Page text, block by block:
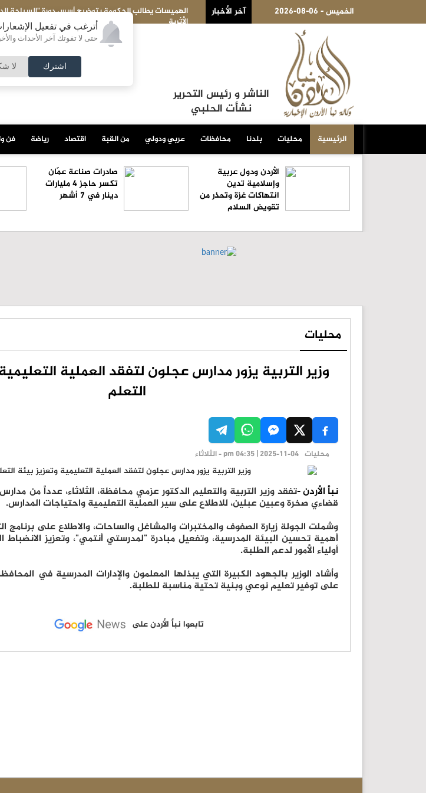
أترغب في تفعيل
حتى لا تفوتك آخر الأحداث
اشترك لا
2026-08-06 - الخميس آخر الأخبار
الهميسات يطالب الحكومة بتوضيح أسس دورة "السياحة الدينية" وحماية الرواية الوطنية للمواقع
الأثرية
الناشر و رئيس التحرير
نشأت الحلبي
الرئيسية محليات بلدنا محافظات عربي ودولي من القبة اقتصاد رياضة فن
الأردن ودول عربية
وإسلامية تدين
انتهاكات غزة وتحذر من
تقويض السلام
صادرات صناعة عمّان
تكسر حاجز 4 مليارات
دينار في 7 أشهر
محليات
وزير التربية يزور مدارس عجلون لتفقد العملية
التعلم
محليات pm 04:35 | 2025-11-04 - الثلاثاء
نبأ الأردن -تفقد وزير التربية والتعليم الدكتور عزمي محافظة، الثلاثاء، عدداً من
قضاءي صخرة وعبين عبلين، للاطلاع على سير العملية التعليمية واحتياجات المدارس.
وشملت الجولة زيارة الصفوف والمختبرات والمشاغل والساحات، والاطلاع على برنامج
أهمية تحسين البيئة المدرسية، وتفعيل مبادرة "لمدرستي أنتمي"، وتعزيز
أولياء الأمور لدعم الطلبة.
وأشاد الوزير بالجهود الكبيرة التي يبذلها المعلمون والإدارات المدرسية في
على توفير تعليم نوعي وبنية تحتية مناسبة للطلبة.
تابعوا نبأ الأردن على